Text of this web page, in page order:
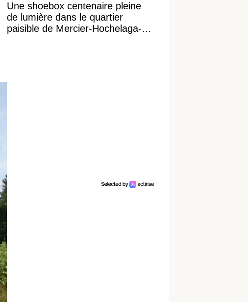
Une shoebox centenaire pleine
de lumière dans le quartier
paisible de Mercier-Hochelaga-